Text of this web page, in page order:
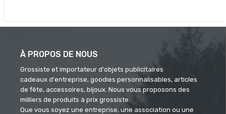
À PROPOS DE NOUS
Grossiste et importateur d'objets publicitaires
cadeaux d'entreprise, goodies personnalisables, articles
de fête, accessoires, bijoux. Nous vous proposons des
milliers de produits à prix grossiste.
Que vous soyez une entreprise, une association ou une